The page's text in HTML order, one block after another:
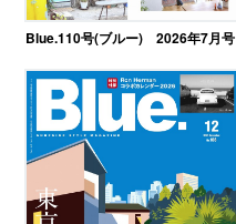
Blue.110号(ブルー) 2026年7月号